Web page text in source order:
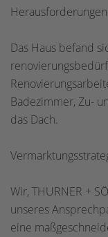
Herausforderungen
Das Haus befand
Badezimmer, Zu-
das Dach.
Wir, THURNER +
unseres
eine